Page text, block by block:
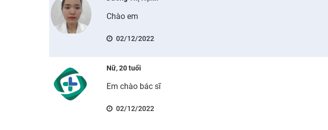
Chào em
02/12/2022
Nữ, 20 tuổi
Em chào bác sĩ
02/12/2022